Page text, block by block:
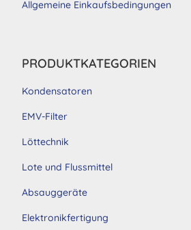
Allgemeine Einkaufsbedingungen
PRODUKTKATEGORIEN
Kondensatoren
EMV-Filter
Löttechnik
Lote und Flussmittel
Absauggeräte
Elektronikfertigung